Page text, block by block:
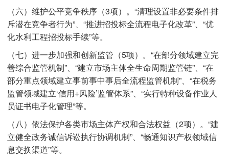
（六）维护公平竞争秩序（3项）。“清理设置非必要条件排
斥潜在竞争者行为”、“推进招投标全流程电子化改革”、“优
化水利工程招投标手续”等。
（七）进一步加强和创新监管（5项）。“在部分领域建立完
善综合监管机制”、“建立市场主体全生命周期监管链”、“在
部分重点领域建立事前事中事后全流程监管机制”、“在税务
监管领域建立‘信用+风险’监管体系”、“实行特种设备作业人
员证书电子化管理”等。
（八）依法保护各类市场主体产权和合法权益（2项）。“建
立健全政务诚信诉讼执行协调机制”、“畅通知识产权领域信
息交换渠道”等。